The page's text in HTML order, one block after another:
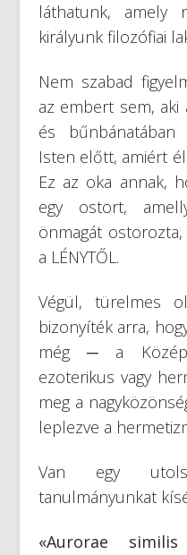
láthatunk, amely
királyunk filozófiai
Nem szabad
az embert sem, aki
és
Isten előtt, amiért
Ez az oka annak,
egy ostort,
önmagát
a LÉNYTŐL.
Végül, türelmes
bizonyíték arra,
még ─ a
ezoterikus vagy
meg a
leplezve a
Van egy
tanulmányunkat
«Aurorae